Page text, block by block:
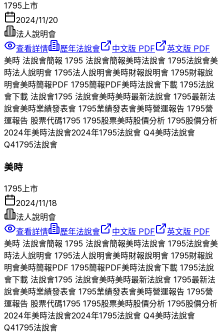
1795上市
2024/11/20
法人說明會
查看詳情
歷年法說會 中文版 PDF
英文版 PDF
美時 法說會簡報 1795 法說會簡報美時法說會 1795法說會美
時法人說明會 1795法人說明會美時財報說明會 1795財報說
明會美時簡報PDF 1795簡報PDF美時法說會下載 1795法說
會下載 法說會1795 法說會美時美時最新法說會 1795最新法
說會美時業績發表會 1795業績發表會美時營運報告 1795營
運報告 股票代碼1795 1795股票美時股價分析 1795股價分析
2024年美時法說會2024年1795法說會 Q4美時法說會
Q41795法說會
美時
1795上市
2024/11/18
法人說明會
查看詳情
歷年法說會 中文版 PDF
英文版 PDF
美時 法說會簡報 1795 法說會簡報美時法說會 1795法說會美
時法人說明會 1795法人說明會美時財報說明會 1795財報說
明會美時簡報PDF 1795簡報PDF美時法說會下載 1795法說
會下載 法說會1795 法說會美時美時最新法說會 1795最新法
說會美時業績發表會 1795業績發表會美時營運報告 1795營
運報告 股票代碼1795 1795股票美時股價分析 1795股價分析
2024年美時法說會2024年1795法說會 Q4美時法說會
Q41795法說會